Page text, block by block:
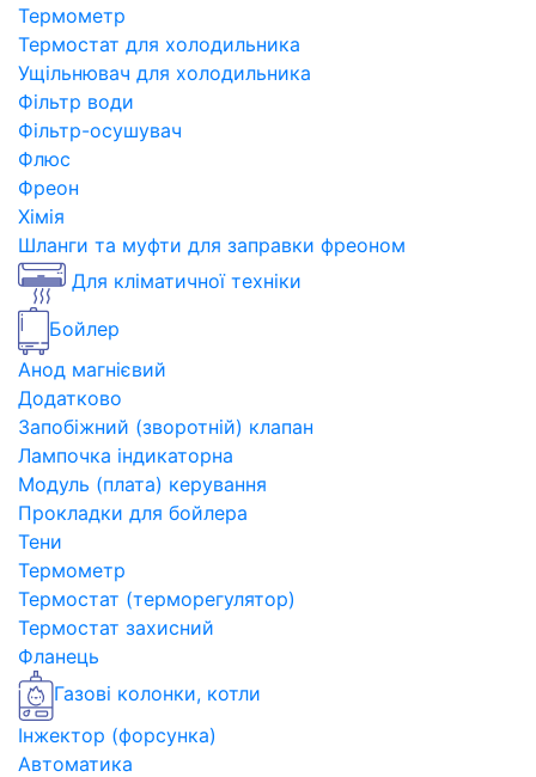
Термометр
Термостат для холодильника
Ущільнювач для холодильника
Фільтр води
Фільтр-осушувач
Флюс
Фреон
Хімія
Шланги та муфти для заправки фреоном
Для кліматичної техніки
Бойлер
Анод магнієвий
Додатково
Запобіжний (зворотній) клапан
Лампочка індикаторна
Модуль (плата) керування
Прокладки для бойлера
Тени
Термометр
Термостат (терморегулятор)
Термостат захисний
Фланець
Газові колонки, котли
Інжектор (форсунка)
Автоматика